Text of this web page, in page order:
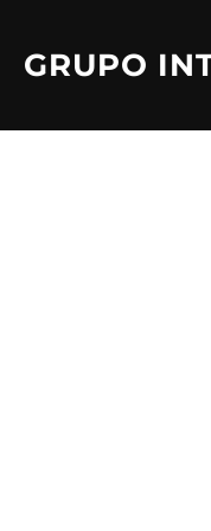
content
GRUPO